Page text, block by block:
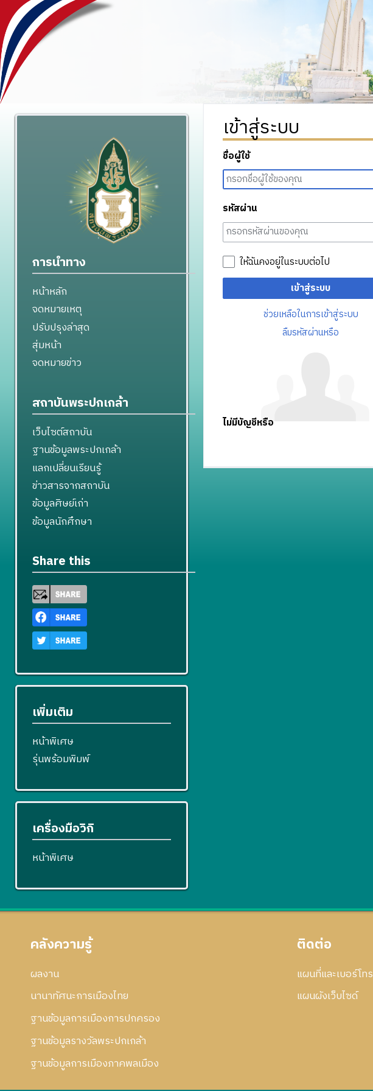
เข้าสู่ระบบ
ชื่อผู้ใช้
รหัสผ่าน
ให้ฉันคงอยู่ในระบบต่อไป
เข้าสู่ระบบ
ช่วยเหลือในการเข้าสู่ระบบ
ลืมรหัสผ่านหรือ
ไม่มีบัญชีหรือ
การนำทาง
หน้าหลัก
จดหมายเหตุ
ปรับปรุงล่าสุด
สุ่มหน้า
จดหมายข่าว
สถาบันพระปกเกล้า
เว็บไซต์สถาบัน
ฐานข้อมูลพระปกเกล้า
แลกเปลี่ยนเรียนรู้
ข่าวสารจากสถาบัน
ข้อมูลศิษย์เก่า
ข้อมูลนักศึกษา
Share this
เพิ่มเติม
หน้าพิเศษ
รุ่นพร้อมพิมพ์
เครื่องมือวิกิ
หน้าพิเศษ
คลังความรู้
ผลงาน
นานาทัศนะการเมืองไทย
ฐานข้อมูลการเมืองการปกครอง
ฐานข้อมูลรางวัลพระปกเกล้า
ฐานข้อมูลการเมืองภาคพลเมือง
ติดต่อ
แผนที่และเบอร์โทร
แผนผังเว็บไซด์